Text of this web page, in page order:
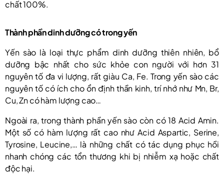
chất 100%.
Thành phần dinh dưỡng có trong yến
Yến sào là loại thực phẩm dinh dưỡng thiên nhiên, bổ
dưỡng bậc nhất cho sức khỏe con người với hơn 31
nguyên tố đa vi lượng, rất giàu Ca, Fe. Trong yến sào các
nguyên tố có ích cho ổn định thần kinh, trí nhớ như Mn, Br,
Cu, Zn có hàm lượng cao…
Ngoài ra, trong thành phần yến sào còn có 18 Acid Amin.
Một số có hàm lượng rất cao như Acid Aspartic, Serine,
Tyrosine, Leucine,… là những chất có tác dụng phục hồi
nhanh chóng các tổn thương khi bị nhiễm xạ hoặc chất
độc hại.